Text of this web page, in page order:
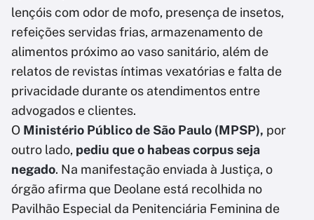
lençóis com odor de mofo, presença de insetos,
refeições servidas frias, armazenamento de
alimentos próximo ao vaso sanitário, além de
relatos de revistas íntimas vexatórias e falta de
privacidade durante os atendimentos entre
advogados e clientes.
O Ministério Público de São Paulo (MPSP), por
outro lado, pediu que o habeas corpus seja
negado. Na manifestação enviada à Justiça, o
órgão afirma que Deolane está recolhida no
Pavilhão Especial da Penitenciária Feminina de